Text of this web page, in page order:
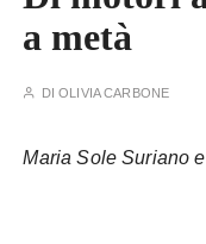
a metà
DIOLIVIA CARBONE
Maria Sole Suriano